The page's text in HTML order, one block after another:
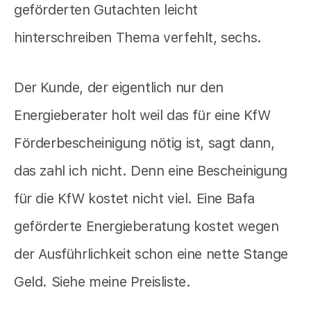
geförderten Gutachten leicht
hinterschreiben Thema verfehlt, sechs.
Der Kunde, der eigentlich nur den
Energieberater holt weil das für eine KfW
Förderbescheinigung nötig ist, sagt dann,
das zahl ich nicht. Denn eine Bescheinigung
für die KfW kostet nicht viel. Eine Bafa
geförderte Energieberatung kostet wegen
der Ausführlichkeit schon eine nette Stange
Geld. Siehe meine Preisliste.